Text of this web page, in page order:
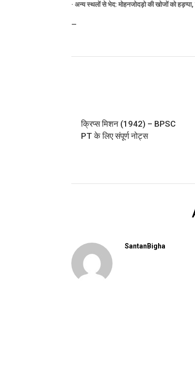
· अन्य स्थलों से भेद: मोहनजोदड़ो की खोजों को हड़प्पा,
—
क्रिप्स मिशन (1942) – BPSC
PT के लिए संपूर्ण नोट्स
SantanBigha